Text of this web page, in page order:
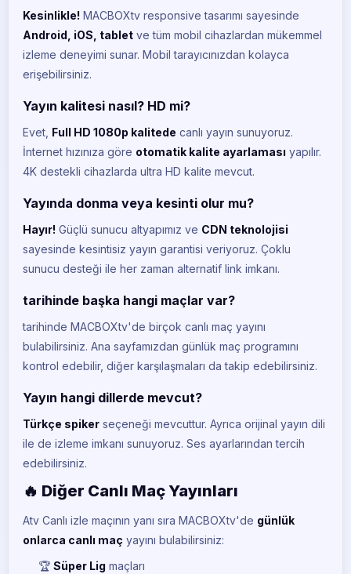
Kesinlikle! MACBOXtv responsive tasarımı sayesinde
Android, iOS, tablet ve tüm mobil cihazlardan mükemmel
izleme deneyimi sunar. Mobil tarayıcınızdan kolayca
erişebilirsiniz.
Yayın kalitesi nasıl? HD mi?
Evet, Full HD 1080p kalitede canlı yayın sunuyoruz.
İnternet hızınıza göre otomatik kalite ayarlaması yapılır.
4K destekli cihazlarda ultra HD kalite mevcut.
Yayında donma veya kesinti olur mu?
Hayır! Güçlü sunucu altyapımız ve CDN teknolojisi
sayesinde kesintisiz yayın garantisi veriyoruz. Çoklu
sunucu desteği ile her zaman alternatif link imkanı.
tarihinde başka hangi maçlar var?
tarihinde MACBOXtv'de birçok canlı maç yayını
bulabilirsiniz. Ana sayfamızdan günlük maç programını
kontrol edebilir, diğer karşılaşmaları da takip edebilirsiniz.
Yayın hangi dillerde mevcut?
Türkçe spiker seçeneği mevcuttur. Ayrıca orijinal yayın dili
ile de izleme imkanı sunuyoruz. Ses ayarlarından tercih
edebilirsiniz.
🔥 Diğer Canlı Maç Yayınları
Atv Canlı izle maçının yanı sıra MACBOXtv'de günlük
onlarca canlı maç yayını bulabilirsiniz:
🏆 Süper Lig maçları
BE
CANLI
CANLI
BeIN Sports 3
CANLI
CANLI
BeIN Sports 5
CANLI
BeIN Sports Max 1
BE
BeIN Sports Max 2
S Sport
CANLI
S
S Sport 2
Tivibu Spor